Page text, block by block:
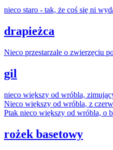
nieco staro - tak, że coś się ni
drapieżca
Nieco przestarzale o zwierzęciu
gil
nieco większy od wróbla,
Nieco większy od wróbla, z
Ptak nieco większy od wróbla, o
rożek basetowy